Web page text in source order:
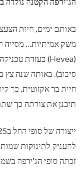
באותם ימים, חיות
משק אמיתיות… מסייה
סיבוב). באותה שנה צץ
חיית בר אקזוטית, כך
תיכנן את צורתה כך
זכתה סופי הג'ירפה